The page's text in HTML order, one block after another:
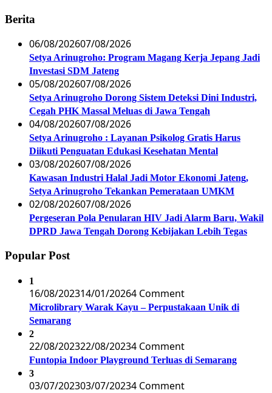
Berita
06/08/202607/08/2026
Setya Arinugroho: Program Magang Kerja Jepang Jadi
Investasi SDM Jateng
05/08/202607/08/2026
Setya Arinugroho Dorong Sistem Deteksi Dini Industri,
Cegah PHK Massal Meluas di Jawa Tengah
04/08/202607/08/2026
Setya Arinugroho : Layanan Psikolog Gratis Harus
Diikuti Penguatan Edukasi Kesehatan Mental
03/08/202607/08/2026
Kawasan Industri Halal Jadi Motor Ekonomi Jateng,
Setya Arinugroho Tekankan Pemerataan UMKM
02/08/202607/08/2026
Pergeseran Pola Penularan HIV Jadi Alarm Baru, Wakil
DPRD Jawa Tengah Dorong Kebijakan Lebih Tegas
Popular Post
1
16/08/202314/01/20264 Comment
Microlibrary Warak Kayu – Perpustakaan Unik di
Semarang
2
22/08/202322/08/20234 Comment
Funtopia Indoor Playground Terluas di Semarang
3
03/07/202303/07/20234 Comment